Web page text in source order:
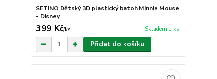
SETINO Dětský 3D plastický batoh Minnie Mouse
- Disney
399 Kč/ks Skladem 1 ks
Přidat do košíku